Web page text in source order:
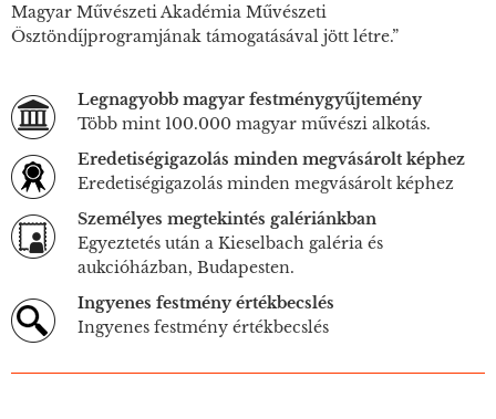
Magyar Művészeti Akadémia Művészeti
Ösztöndíjprogramjának támogatásával jött létre.”
Legnagyobb magyar festménygyűjtemény
Több mint 100.000 magyar művészi alkotás.
Eredetiségigazolás minden megvásárolt képhez
Eredetiségigazolás minden megvásárolt képhez
Személyes megtekintés galériánkban
Egyeztetés után a Kieselbach galéria és
aukcióházban, Budapesten.
Ingyenes festmény értékbecslés
Ingyenes festmény értékbecslés